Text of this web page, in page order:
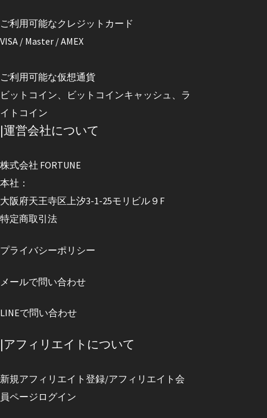
ご利用可能なクレジットカード
VISA / Master / AMEX
ご利用可能な仮想通貨
ビットコイン、ビットコインキャッシュ、ラ
イトコイン
|運営会社について
株式会社 FORTUNE
本社：
大阪府天王寺区上汐3-1-25モリビル９F
特定商取引法
プライバシーポリシー
メールで問い合わせ
LINEで問い合わせ
|アフィリエイトについて
新規アフィリエイト登録/アフィリエイト会
員ページログイン